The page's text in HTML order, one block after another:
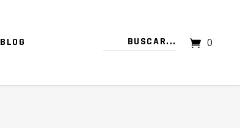
BLOG 0
TU CARRITO ESTÁ VACÍO.